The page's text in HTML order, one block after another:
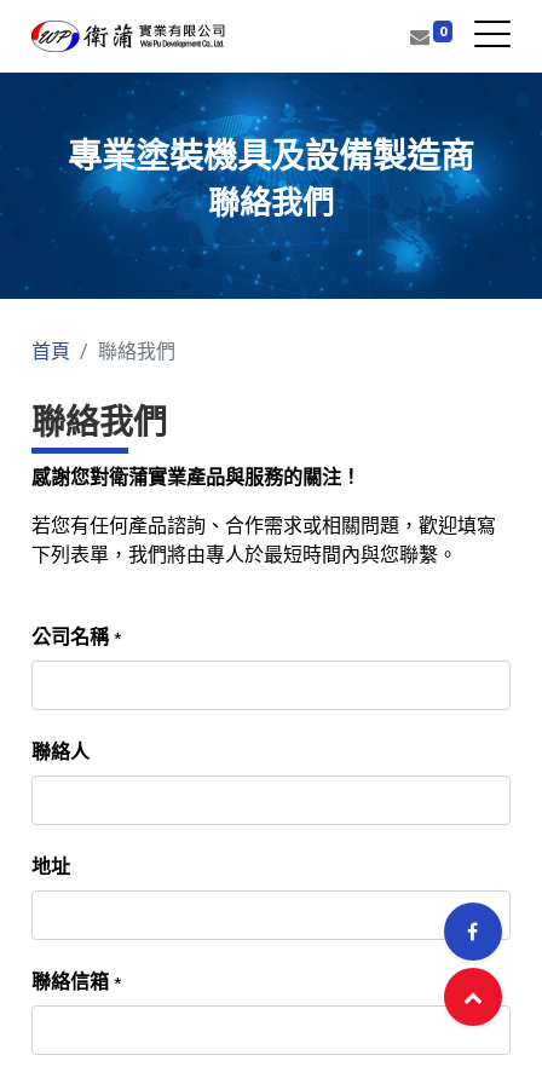
0
專業塗裝機具及設備製造商
聯絡我們
首頁 聯絡我們
聯絡我們
感謝您對衛蒲實業產品與服務的關注！
若您有任何產品諮詢、合作需求或相關問題，歡迎填寫
下列表單，我們將由專人於最短時間內與您聯繫。
公司名稱 *
聯絡人
地址
聯絡信箱 *